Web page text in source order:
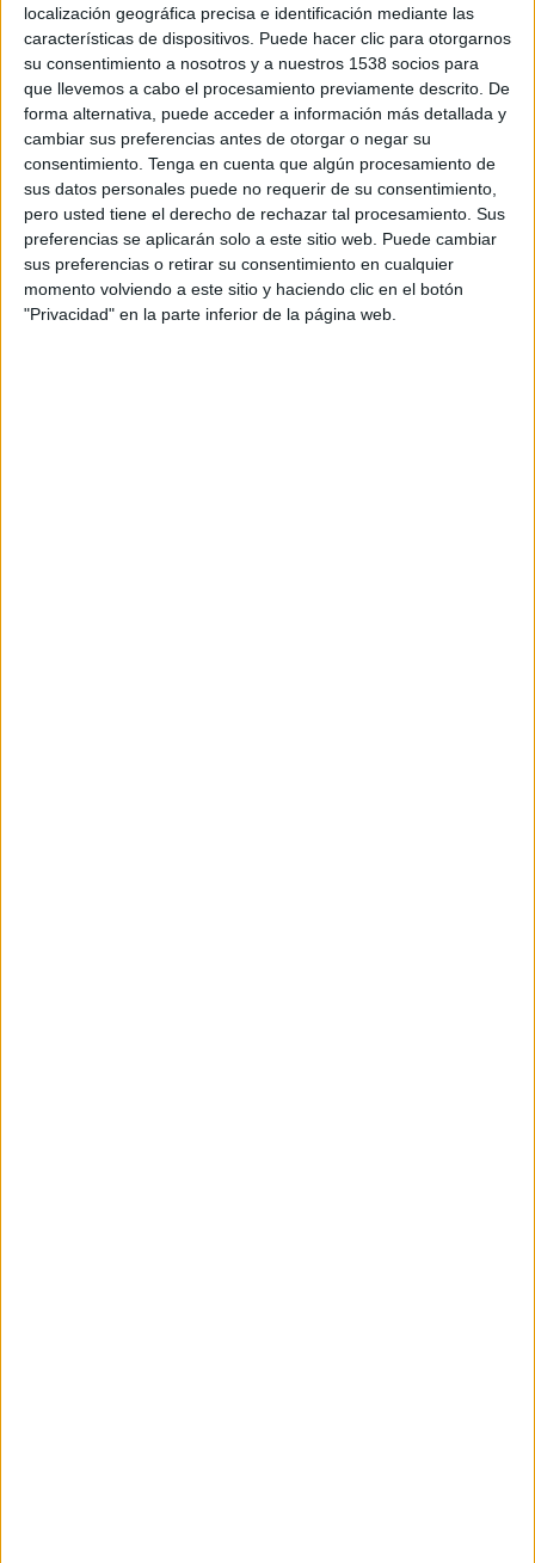
localización geográfica precisa e identificación mediante las
características de dispositivos. Puede hacer clic para otorgarnos
su consentimiento a nosotros y a nuestros 1538 socios para
que llevemos a cabo el procesamiento previamente descrito. De
forma alternativa, puede acceder a información más detallada y
cambiar sus preferencias antes de otorgar o negar su
consentimiento. Tenga en cuenta que algún procesamiento de
sus datos personales puede no requerir de su consentimiento,
pero usted tiene el derecho de rechazar tal procesamiento. Sus
preferencias se aplicarán solo a este sitio web. Puede cambiar
sus preferencias o retirar su consentimiento en cualquier
momento volviendo a este sitio y haciendo clic en el botón
"Privacidad" en la parte inferior de la página web.
això sí, portava un sistema de retenció
homologat.
Per tot aquest rosari d'infraccions, els Mossos
van denunciar el conductor francès i li van
interposar sis sancions en base al Reglament
General de Circulació. En concret, dues per
circular amb menors sense sistemes de
retenció, una per portar més persones que
places tenia el vehicle, dues més per portar els